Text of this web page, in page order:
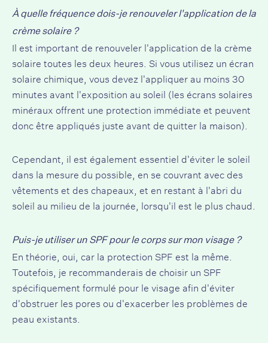
À quelle fréquence dois-je renouveler l'application de la
crème solaire ?
Il est important de renouveler l'application de la crème
solaire toutes les deux heures. Si vous utilisez un écran
solaire chimique, vous devez l'appliquer au moins 30
minutes avant l'exposition au soleil (les écrans solaires
minéraux offrent une protection immédiate et peuvent
donc être appliqués juste avant de quitter la maison).
Cependant, il est également essentiel d'éviter le soleil
dans la mesure du possible, en se couvrant avec des
vêtements et des chapeaux, et en restant à l'abri du
soleil au milieu de la journée, lorsqu'il est le plus chaud.
Puis-je utiliser un SPF pour le corps sur mon visage ?
En théorie, oui, car la protection SPF est la même.
Toutefois, je recommanderais de choisir un SPF
spécifiquement formulé pour le visage afin d'éviter
d'obstruer les pores ou d'exacerber les problèmes de
peau existants.